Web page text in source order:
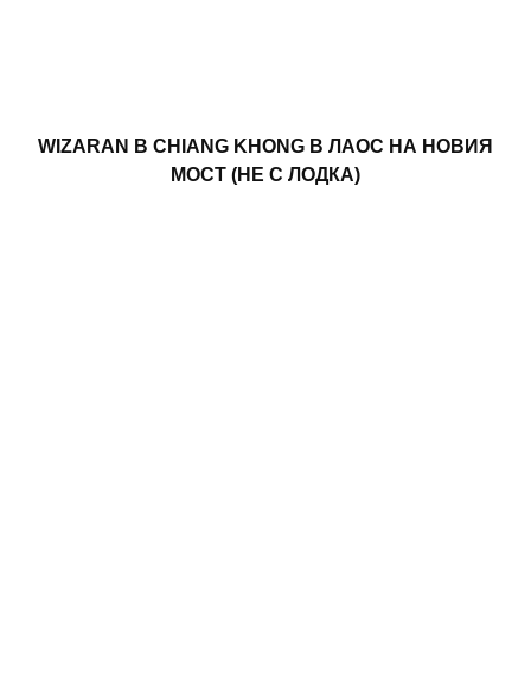
WIZARAN В CHIANG KHONG В ЛАОС НА НОВИЯ
МОСТ (НЕ С ЛОДКА)